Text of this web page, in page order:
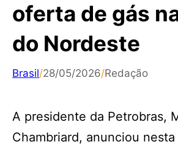
oferta de gás
do Nordeste
Brasil/28/05/2026/Redação
A presidente da Petrobras,
Chambriard, anunciou